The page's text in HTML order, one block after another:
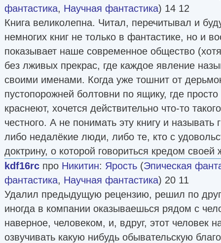
фантастика, Научная фантастика) 14 12
Книга великолепна. Читал, перечитывал и
немногих книг не только в фантастике, но и
показывает наше современное общество
без лживых прекрас, где каждое явление
своими именами. Когда уже тошнит от
пустопорожней болтовни по ящику, где
краснеют, хочется действительно что-то
честного. А не понимать эту книгу и
либо недалёкие люди, либо те, кто с
доктрину, о которой говориться кредом своей
kdf16rc про Никитин: Ярость (Эпическая
фантастика, Научная фантастика) 20 11
Удалил предыдущую рецензию, решил по
иногда в компании оказываешься рядом с
наверное, человеком, и, вдруг, этот человек
озвучивать какую нибудь обывательскую